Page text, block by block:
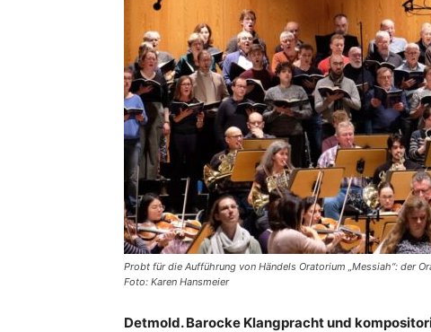
Probt für die Aufführung von Händels Oratorium „Messiah“: der
Foto: Karen Hansmeier
Detmold. Barocke Klangpracht und